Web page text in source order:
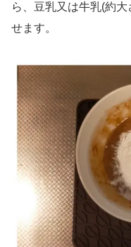
ら、豆乳又は牛乳(約
せます。